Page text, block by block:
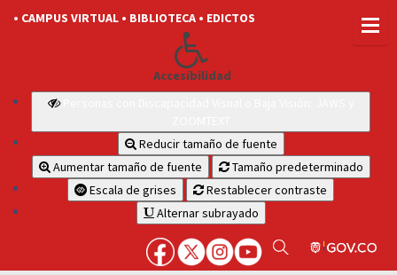
• CAMPUS VIRTUAL • BIBLIOTECA • EDICTOS
Accesibilidad
Reducir tamaño de fuente
Aumentar tamaño de fuente
Tamaño predeterminado
Escala de grises
Restablecer contraste
Alternar subrayado